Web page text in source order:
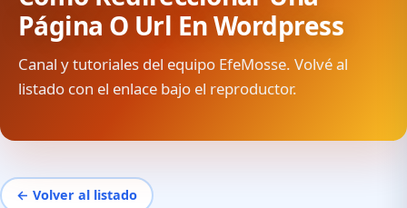
Página O Url En Wordpress
Canal y tutoriales del equipo EfeMosse. Volvé al
listado con el enlace bajo el reproductor.
← Volver al listado